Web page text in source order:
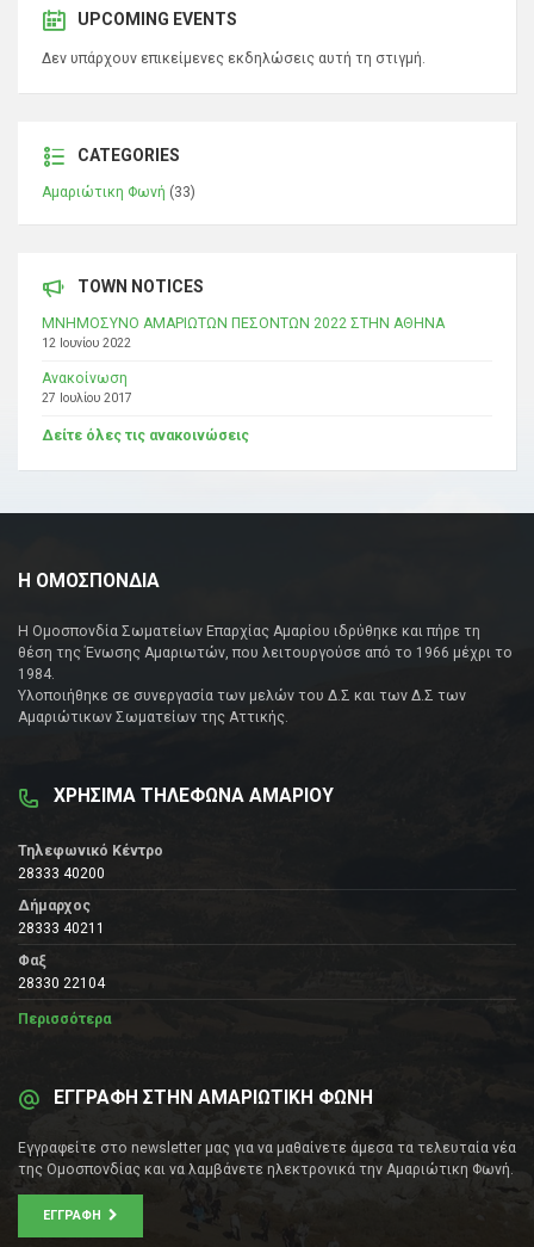
UPCOMING EVENTS
Δεν υπάρχουν επικείμενες εκδηλώσεις αυτή τη στιγμή.
CATEGORIES
Αμαριώτικη Φωνή (33)
TOWN NOTICES
ΜΝΗΜΟΣΥΝΟ ΑΜΑΡΙΩΤΩΝ ΠΕΣΟΝΤΩΝ 2022 ΣΤΗΝ ΑΘΗΝΑ
12 Ιουνίου 2022
Ανακοίνωση
27 Ιουλίου 2017
Δείτε όλες τις ανακοινώσεις
Η ΟΜΟΣΠΟΝΔΙΑ
Η Ομοσπονδία Σωματείων Επαρχίας Αμαρίου ιδρύθηκε και πήρε τη
θέση της Ένωσης Αμαριωτών, που λειτουργούσε από το 1966 μέχρι το
1984.
Υλοποιήθηκε σε συνεργασία των μελών του Δ.Σ και των Δ.Σ των
Αμαριώτικων Σωματείων της Αττικής.
ΧΡΗΣΙΜΑ ΤΗΛΕΦΩΝΑ ΑΜΑΡΙΟΥ
Τηλεφωνικό Κέντρο
28333 40200
Δήμαρχος
28333 40211
Φαξ
28330 22104
Περισσότερα
ΕΓΓΡΑΦΗ ΣΤΗΝ ΑΜΑΡΙΩΤΙΚΗ ΦΩΝΗ
Εγγραφείτε στο newsletter μας για να μαθαίνετε άμεσα τα τελευταία νέα
της Ομοσπονδίας και να λαμβάνετε ηλεκτρονικά την Αμαριώτικη Φωνή.
ΕΓΓΡΑΦΉ